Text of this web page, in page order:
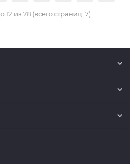
12 из 78 (всего страниц: 7)